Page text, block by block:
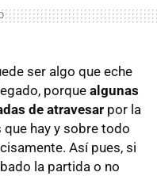
ser algo que eche
porque algunas
de atravesar por la
hay y sobre todo
Así pues, si
la partida o no